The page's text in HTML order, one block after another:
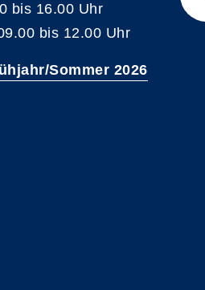
bis 16.00 Uhr
bis 12.00 Uhr
Sommer 2026